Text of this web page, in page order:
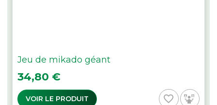
Jeu de mikado géant
Prix
34,80 €
VOIR LE PRODUIT favorite_border